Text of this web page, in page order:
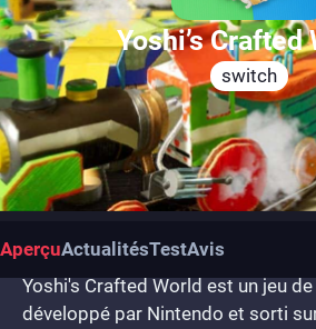
Yoshi’s Crafted
switch
AperçuActualitésTestAvis
Yoshi's Crafted World est un jeu
développé par Nintendo et sorti